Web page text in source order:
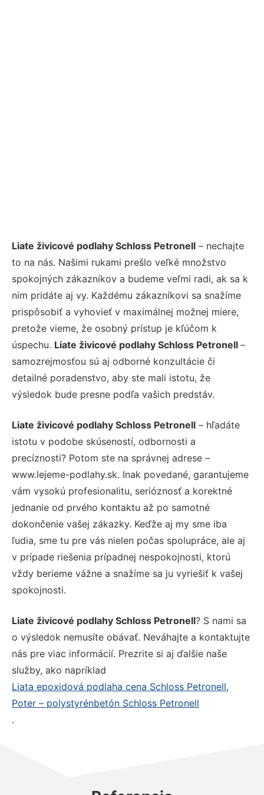
Liate živicové podlahy Schloss Petronell – nechajte
to na nás. Našimi rukami prešlo veľké množstvo
spokojných zákazníkov a budeme veľmi radi, ak sa k
nim pridáte aj vy. Každému zákazníkovi sa snažíme
prispôsobiť a vyhovieť v maximálnej možnej miere,
pretože vieme, že osobný prístup je kľúčom k
úspechu. Liate živicové podlahy Schloss Petronell –
samozrejmosťou sú aj odborné konzultácie či
detailné poradenstvo, aby ste mali istotu, že
výsledok bude presne podľa vašich predstáv.
Liate živicové podlahy Schloss Petronell – hľadáte
istotu v podobe skúseností, odbornosti a
precíznosti? Potom ste na správnej adrese –
www.lejeme-podlahy.sk. Inak povedané, garantujeme
vám vysokú profesionalitu, serióznosť a korektné
jednanie od prvého kontaktu až po samotné
dokončenie vašej zákazky. Keďže aj my sme iba
ľudia, sme tu pre vás nielen počas spolupráce, ale aj
v prípade riešenia prípadnej nespokojnosti, ktorú
vždy berieme vážne a snažíme sa ju vyriešiť k vašej
spokojnosti.
Liate živicové podlahy Schloss Petronell? S nami sa
o výsledok nemusíte obávať. Neváhajte a kontaktujte
nás pre viac informácií. Prezrite si aj ďalšie naše
služby, ako napríklad
Liata epoxidová podlaha cena Schloss Petronell,
Poter – polystyrénbetón Schloss Petronell
.